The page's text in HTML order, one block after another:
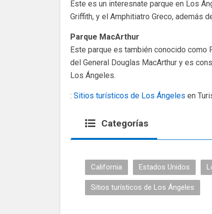
Este es un interesnate parque en Los
Griffith, y el Amphitiatro Greco, además
Parque MacArthur
Este parque es también conocido como
del General Douglas MacArthur y es
Los Ángeles.
: Sitios turísticos de Los Ángeles en
Categorías
California Estados Unidos
Sitios turísticos de Los Ángeles